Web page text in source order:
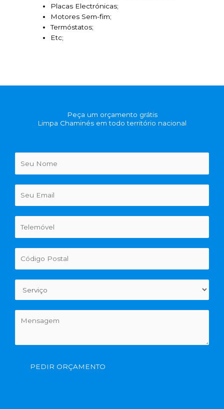
Placas Electrónicas;
Motores Sem-fim;
Termóstatos;
Etc;
Peça um orçamento grátis
Limpa Chaminés em todo território nacional
PEDIR ORÇAMENTO